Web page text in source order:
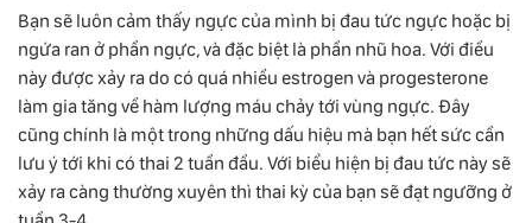
Bạn sẽ luôn cảm thấy ngực của mình bị đau tức ngực hoặc bị
ngứa ran ở phần ngực, và đặc biệt là phần nhũ hoa. Với điều
này được xảy ra do có quá nhiều estrogen và progesterone
làm gia tăng về hàm lượng máu chảy tới vùng ngực. Đây
cũng chính là một trong những dấu hiệu mà bạn hết sức cần
lưu ý tới khi có thai 2 tuần đầu. Với biểu hiện bị đau tức này sẽ
xảy ra càng thường xuyên thì thai kỳ của bạn sẽ đạt ngưỡng ở